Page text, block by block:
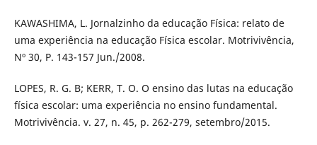
KAWASHIMA, L. Jornalzinho da educação Física: relato de
uma experiência na educação Física escolar. Motrivivência,
Nº 30, P. 143-157 Jun./2008.
LOPES, R. G. B; KERR, T. O. O ensino das lutas na educação
física escolar: uma experiência no ensino fundamental.
Motrivivência. v. 27, n. 45, p. 262-279, setembro/2015.